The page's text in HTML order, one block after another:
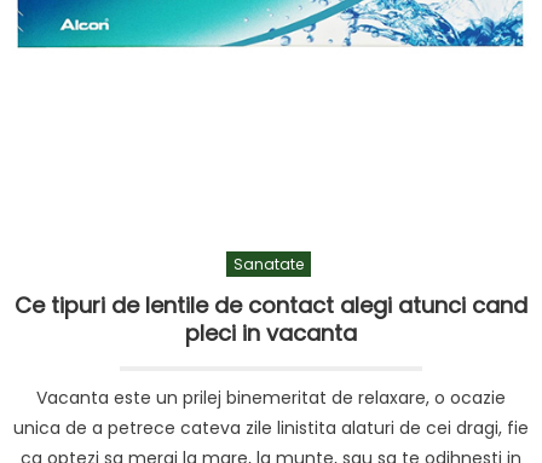
Sanatate
Ce tipuri de lentile de contact alegi atunci cand
pleci in vacanta
Vacanta este un prilej binemeritat de relaxare, o ocazie
unica de a petrece cateva zile linistita alaturi de cei dragi, fie